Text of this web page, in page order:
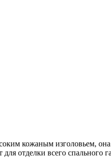
кожаным изголовьем,
отделки всего спального